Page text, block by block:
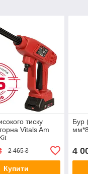
тиску
Vitals Am
2 465 ₴
Купити
Бур
4